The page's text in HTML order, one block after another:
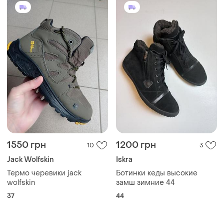
1550 грн 10
Jack Wolfskin
Термо черевики jack
wolfskin
37
1200 грн 3
Iskra
Ботинки кеды высокие
замш зимние 44
44